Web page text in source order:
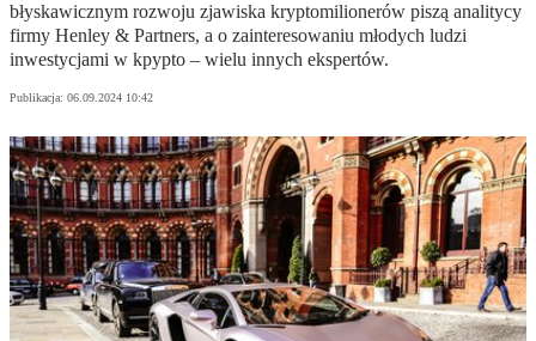
błyskawicznym rozwoju zjawiska kryptomilionerów piszą analitycy
firmy Henley & Partners, a o zainteresowaniu młodych ludzi
inwestycjami w kpypto – wielu innych ekspertów.
Publikacja: 06.09.2024 10:42